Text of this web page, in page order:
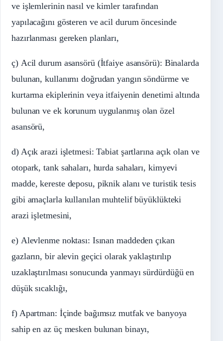
ve işlemlerinin nasıl ve kimler tarafından
yapılacağını gösteren ve acil durum öncesinde
hazırlanması gereken planları,
ç) Acil durum asansörü (İtfaiye asansörü): Binalarda
bulunan, kullanımı doğrudan yangın söndürme ve
kurtarma ekiplerinin veya itfaiyenin denetimi altında
bulunan ve ek korunum uygulanmış olan özel
asansörü,
d) Açık arazi işletmesi: Tabiat şartlarına açık olan ve
otopark, tank sahaları, hurda sahaları, kimyevi
madde, kereste deposu, piknik alanı ve turistik tesis
gibi amaçlarla kullanılan muhtelif büyüklükteki
arazi işletmesini,
e) Alevlenme noktası: Isınan maddeden çıkan
gazların, bir alevin geçici olarak yaklaştırılıp
uzaklaştırılması sonucunda yanmayı sürdürdüğü en
düşük sıcaklığı,
f) Apartman: İçinde bağımsız mutfak ve banyoya
sahip en az üç mesken bulunan binayı,